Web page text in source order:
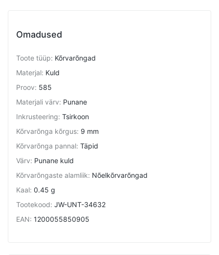
Omadused
Toote tüüp: Kõrvarõngad
Materjal: Kuld
Proov: 585
Materjali värv: Punane
Inkrusteering: Tsirkoon
Kõrvarõnga kõrgus: 9 mm
Kõrvarõnga pannal: Täpid
Värv: Punane kuld
Kõrvarõngaste alamliik: Nõelkõrvarõngad
Kaal: 0.45 g
Tootekood: JW-UNT-34632
EAN: 1200055850905